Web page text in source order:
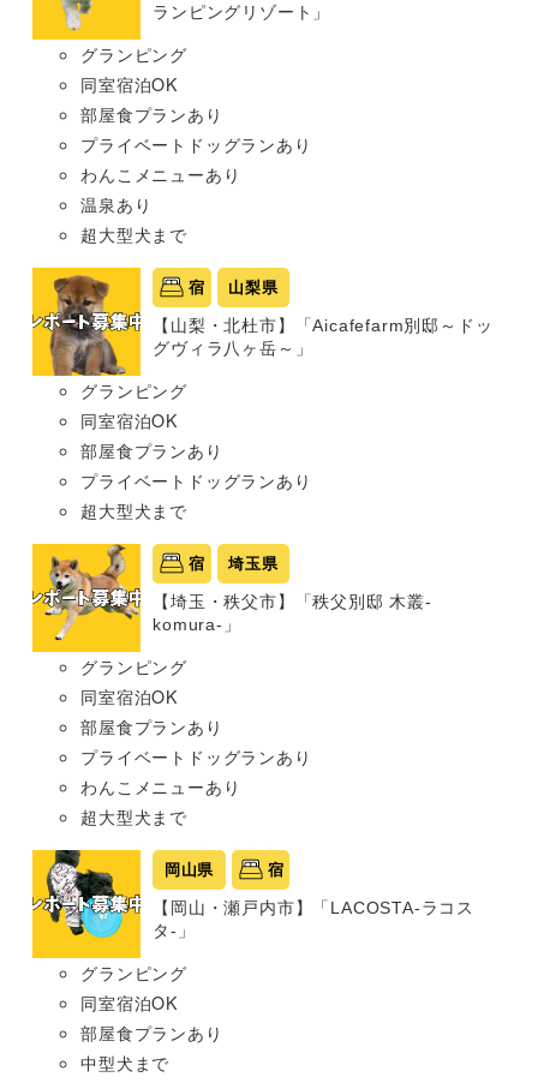
ランピングリゾート」
グランピング
同室宿泊OK
部屋食プランあり
プライベートドッグランあり
わんこメニューあり
温泉あり
超大型犬まで
宿 山梨県
【山梨・北杜市】「Aicafefarm別邸～ドッ
グヴィラ八ヶ岳～」
グランピング
同室宿泊OK
部屋食プランあり
プライベートドッグランあり
超大型犬まで
宿 埼玉県
【埼玉・秩父市】「秩父別邸 木叢-
komura-」
グランピング
同室宿泊OK
部屋食プランあり
プライベートドッグランあり
わんこメニューあり
超大型犬まで
岡山県 宿
【岡山・瀬戸内市】「LACOSTA-ラコス
タ-」
グランピング
同室宿泊OK
部屋食プランあり
中型犬まで